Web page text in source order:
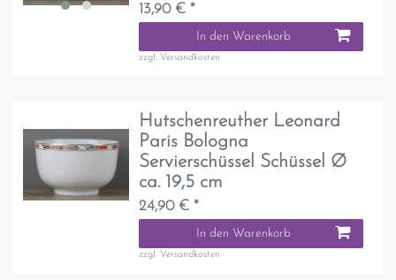
13,90 € *
In den Warenkorb
zzgl. Versandkosten
Hutschenreuther Leonard
Paris Bologna
Servierschüssel Schüssel Ø
ca. 19,5 cm
24,90 € *
In den Warenkorb
zzgl. Versandkosten